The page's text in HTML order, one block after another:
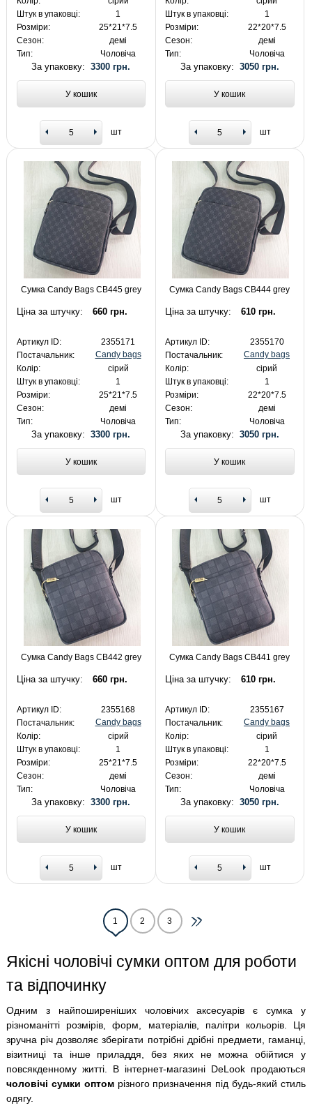
Штук в упаковці:
1
Розміри:
25*21*7.5
Сезон:
демі
Тип:
Чоловіча
За упаковку:3300 грн.
У кошик
шт
Штук в упаковці:
1
Розміри:
22*20*7.5
Сезон:
демі
Тип:
Чоловіча
За упаковку: 3050 грн.
У кошик
шт
Сумка Candy Bags CB445 grey
Ціна за штучку: 660 грн.
Артикул ID:
2355171
Постачальник:
Candy bags
Колір:
сірий
Штук в упаковці:
1
Розміри:
25*21*7.5
Сезон:
демі
Тип:
Чоловіча
За упаковку:3300 грн.
У кошик
шт
Сумка Candy Bags CB444 grey
Ціна за штучку: 610 грн.
Артикул ID:
2355170
Постачальник:
Candy bags
Колір:
сірий
Штук в упаковці:
1
Розміри:
22*20*7.5
Сезон:
демі
Тип:
Чоловіча
За упаковку: 3050 грн.
У кошик
шт
Сумка Candy Bags CB442 grey
Ціна за штучку: 660 грн.
Артикул ID:
2355168
Постачальник:
Candy bags
Колір:
сірий
Штук в упаковці:
1
Розміри:
25*21*7.5
Сезон:
демі
Тип:
Чоловіча
За упаковку:3300 грн.
У кошик
шт
Сумка Candy Bags CB441 grey
Ціна за штучку: 610 грн.
Артикул ID:
2355167
Постачальник:
Candy bags
Колір:
сірий
Штук в упаковці:
1
Розміри:
22*20*7.5
Сезон:
демі
Тип:
Чоловіча
За упаковку: 3050 грн.
У кошик
шт
1 2 3
Якісні чоловічі сумки оптом для роботи
та відпочинку
Одним з найпоширеніших чоловічих аксесуарів є сумка у
різноманітті розмірів, форм, матеріалів, палітри кольорів. Ця
зручна річ дозволяє зберігати потрібні дрібні предмети, гаманці,
візитниці та інше приладдя, без яких не можна обійтися у
повсякденному житті. В інтернет-магазині DeLook продаються
чоловічі сумки оптомрізного призначення під будь-який стиль
одягу.